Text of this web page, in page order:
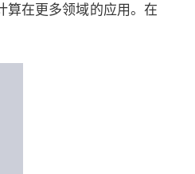
算在更多领域的应用。在